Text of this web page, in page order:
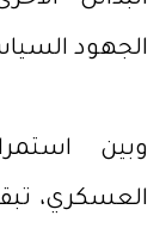
الجهود
وبين
العسكري،